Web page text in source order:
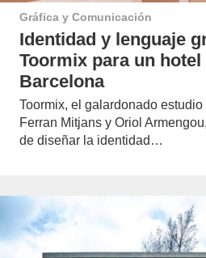
Gráfica y Comunicación
Identidad y lenguaje
Toormix para un
Barcelona
Toormix, el galardonado
Ferran Mitjans y Oriol
de diseñar la identidad…